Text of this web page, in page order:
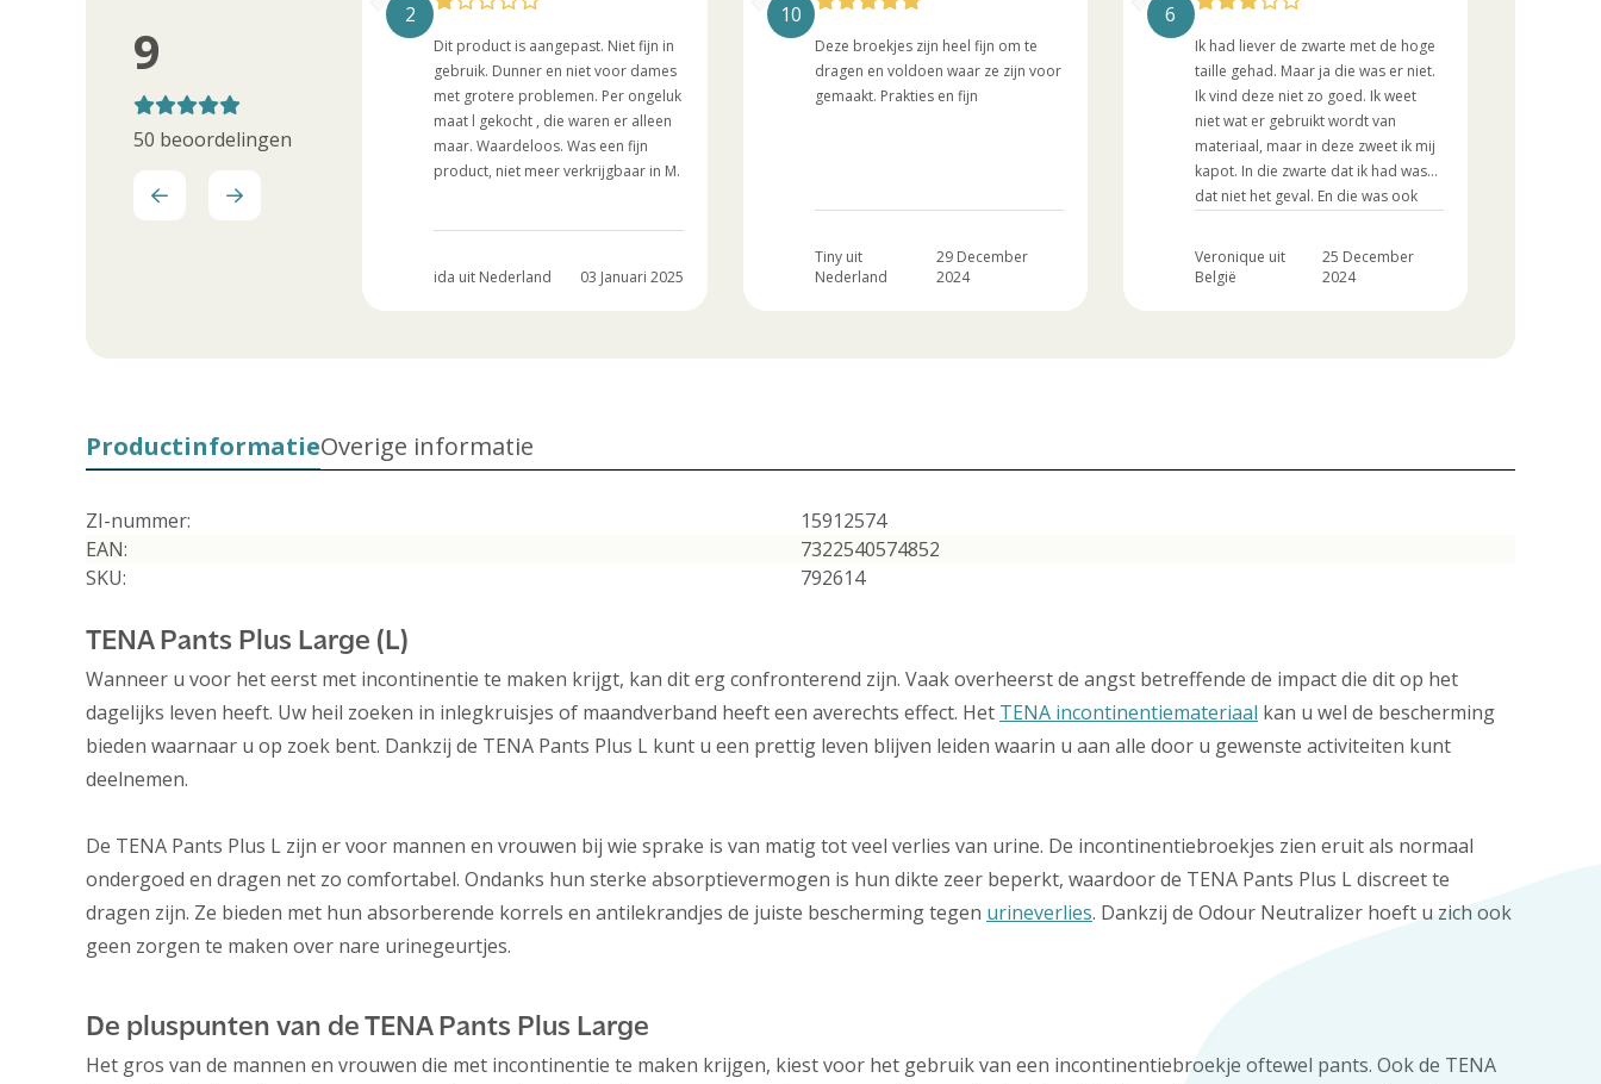
9
50 beoordelingen
Gebruik al heel lang Silhouette Plus,
wat goed bevalt. Nu krijg ik
Silhouette Classic, wat ik niet ken.
Benieuwd of het net zo goed werkt
2
Dit product is aangepast. Niet fijn in
gebruik. Dunner en niet voor dames
met grotere problemen. Per ongeluk
maat l gekocht , die waren er alleen
maar. Waardeloos. Was een fijn
product, niet meer verkrijgbaar in M.
ida uit Nederland 03 Januari 2025
10
Deze broekjes zijn heel fijn om te
dragen en voldoen waar ze zijn voor
gemaakt. Prakties en fijn
Tiny uit
Nederland
29 December
2024
6
Ik had liever de zwarte met de hoge
taille gehad. Maar ja die was er niet.
Ik vind deze niet zo goed. Ik weet
niet wat er gebruikt wordt van
materiaal, maar in deze zweet ik mij
kapot. In die zwarte dat ik had was
dat niet het geval. En die was ook
Veronique uit
België
25 December
2024
ProductinformatieOverige informatie
ZI-nummer:
15912574
EAN:
7322540574852
SKU:
792614
TENA Pants Plus Large (L)
Wanneer u voor het eerst met incontinentie te maken krijgt, kan dit erg confronterend zijn. Vaak overheerst de angst betreffende de impact die dit op het
dagelijks leven heeft. Uw heil zoeken in inlegkruisjes of maandverband heeft een averechts effect. Het TENA incontinentiemateriaal kan u wel de bescherming
bieden waarnaar u op zoek bent. Dankzij de TENA Pants Plus L kunt u een prettig leven blijven leiden waarin u aan alle door u gewenste activiteiten kunt
deelnemen.
De TENA Pants Plus L zijn er voor mannen en vrouwen bij wie sprake is van matig tot veel verlies van urine. De incontinentiebroekjes zien eruit als normaal
ondergoed en dragen net zo comfortabel. Ondanks hun sterke absorptievermogen is hun dikte zeer beperkt, waardoor de TENA Pants Plus L discreet te
dragen zijn. Ze bieden met hun absorberende korrels en antilekrandjes de juiste bescherming tegen urineverlies. Dankzij de Odour Neutralizer hoeft u zich ook
geen zorgen te maken over nare urinegeurtjes.
De pluspunten van de TENA Pants Plus Large
Het gros van de mannen en vrouwen die met incontinentie te maken krijgen, kiest voor het gebruik van een incontinentiebroekje oftewel pants. Ook de TENA